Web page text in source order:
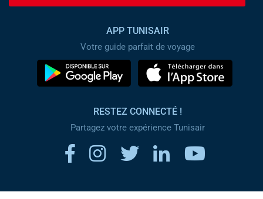
APP TUNISAIR
Votre guide parfait de voyage
RESTEZ CONNECTÉ !
Partagez votre expérience Tunisair